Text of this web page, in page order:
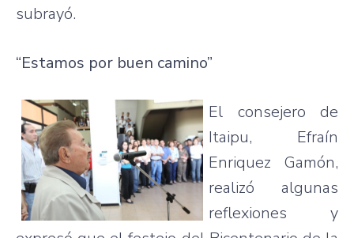
subrayó.
“Estamos por buen camino”
El consejero de
Itaipu, Efraín
Enriquez Gamón,
realizó algunas
reflexiones y